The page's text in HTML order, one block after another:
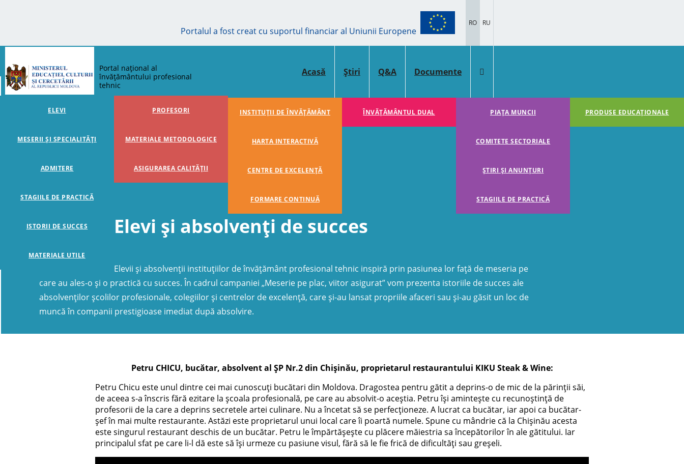
Portalul a fost creat cu suportul financiar al Uniunii Europene
RO RU
Portal național al
învățământului profesional
tehnic
Acasă Știri Q&A Documente
ELEVI
MESERII ȘI SPECIALITĂȚI
ADMITERE
STAGIILE DE PRACTICĂ
ISTORII DE SUCCES
MATERIALE UTILE
PROFESORI
MATERIALE METODOLOGICE
ASIGURAREA CALITĂȚII
INSTITUȚII DE ÎNVĂȚĂMÂNT
HARTA INTERACTIVĂ
CENTRE DE EXCELENȚĂ
FORMARE CONTINUĂ
ÎNVĂŢĂMÂNTUL DUAL PIAȚA MUNCII
COMITETE SECTORIALE
ȘTIRI ȘI ANUNȚURI
STAGIILE DE PRACTICĂ
PRODUSE EDUCAȚIONALE
Elevi și absolvenți de succes
Elevii și absolvenții instituțiilor de învățământ profesional tehnic inspiră prin pasiunea lor față de meseria pe
care au ales-o și o practică cu succes. În cadrul campaniei „Meserie pe plac, viitor asigurat” vom prezenta istoriile de succes ale
absolvenților școlilor profesionale, colegiilor și centrelor de excelență, care și-au lansat propriile afaceri sau și-au găsit un loc de
muncă în companii prestigioase imediat după absolvire.
Petru CHICU, bucătar, absolvent al ȘP Nr.2 din Chișinău, proprietarul restaurantului KIKU Steak & Wine:
Petru Chicu este unul dintre cei mai cunoscuți bucătari din Moldova. Dragostea pentru gătit a deprins-o de mic de la părinții săi,
de aceea s-a înscris fără ezitare la școala profesională, pe care au absolvit-o aceștia. Petru își amintește cu recunoștință de
profesorii de la care a deprins secretele artei culinare. Nu a încetat să se perfecționeze. A lucrat ca bucătar, iar apoi ca bucătar-
șef în mai multe restaurante. Astăzi este proprietarul unui local care îi poartă numele. Spune cu mândrie că la Chișinău acesta
este singurul restaurant deschis de un bucătar. Petru le împărtășește cu plăcere măiestria sa începătorilor în ale gătitului. Iar
principalul sfat pe care li-l dă este să își urmeze cu pasiune visul, fără să le fie frică de dificultăți sau greșeli.